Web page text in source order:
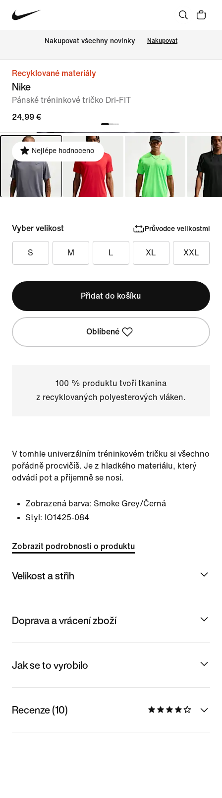
Nakupovat všechny novinky Nakupovat
Recyklované materiály
Nike
Pánské tréninkové tričko Dri-FIT
24,99 €
Nejlépe hodnoceno
Vyber velikost Průvodce velikostmi
S M L XL XXL
Přidat do košíku
Oblíbené
100 % produktu tvoří tkanina
z recyklovaných polyesterových vláken.
V tomhle univerzálním tréninkovém tričku si všechno
pořádně procvičíš. Je z hladkého materiálu, který
odvádí pot a příjemně se nosí.
Zobrazená barva: Smoke Grey/Černá
Styl: IO1425-084
Zobrazit podrobnosti o produktu
Velikost a střih
Doprava a vrácení zboží
Jak se to vyrobilo
Recenze (10)